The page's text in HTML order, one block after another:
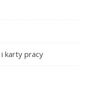
karty pracy